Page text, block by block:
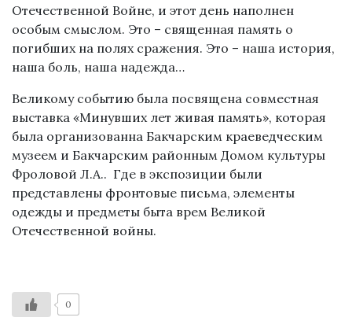
Отечественной Войне, и этот день наполнен
особым смыслом. Это – священная память о
погибших на полях сражения. Это – наша история,
наша боль, наша надежда…
Великому событию была посвящена совместная
выставка «Минувших лет живая память», которая
была организованна Бакчарским краеведческим
музеем и Бакчарским районным Домом культуры
Фроловой Л.А.. Где в экспозиции были
представлены фронтовые письма, элементы
одежды и предметы быта врем Великой
Отечественной войны.
0